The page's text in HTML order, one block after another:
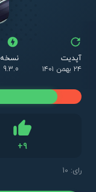
آپدیت
۲۴ بهمن ۱۴۰۱
نسخه
9.3.0
+9
رای: 10